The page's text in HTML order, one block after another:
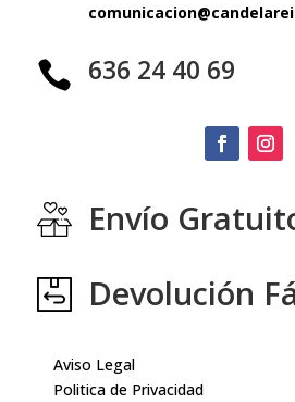
 636 24 40 69
Envío
Devolución
Aviso Legal
Politica de Privacidad